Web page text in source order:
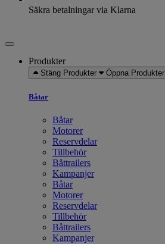
Säkra betalningar via Klarna
Produkter
Stäng Produkter Öppna Produkter
Båtar
Båtar
Motorer
Reservdelar
Tillbehör
Båttrailers
Kampanjer
Båtar
Motorer
Reservdelar
Tillbehör
Båttrailers
Kampanjer